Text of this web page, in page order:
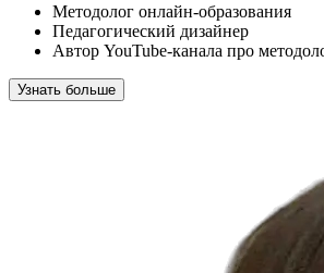
Методолог онлайн-образования
Педагогический дизайнер
Автор YouTube-канала про
Узнать больше